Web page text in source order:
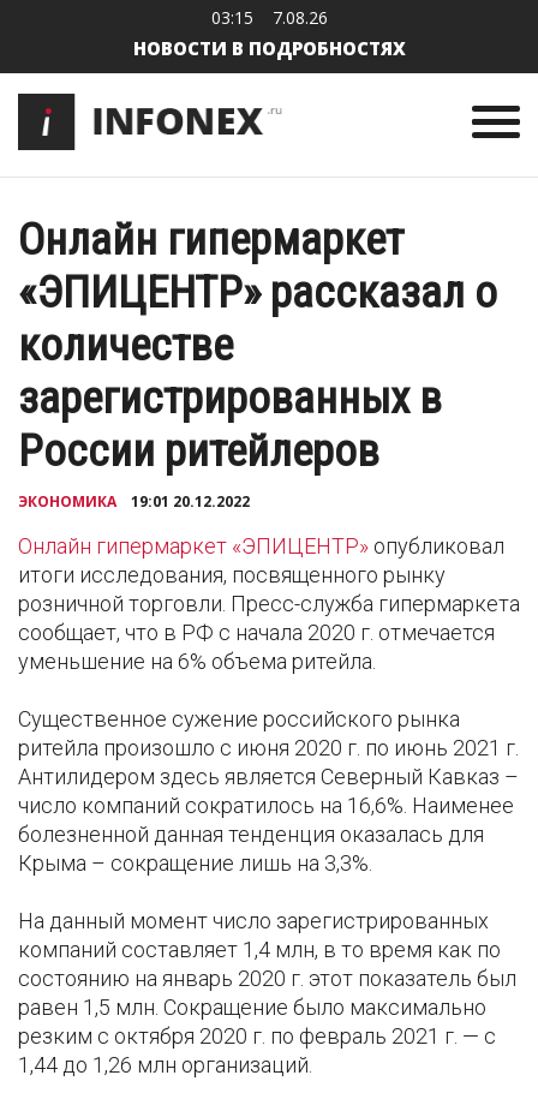
03:15 7.08.26
НОВОСТИ В ПОДРОБНОСТЯХ
Онлайн гипермаркет
«ЭПИЦЕНТР» рассказал о
количестве
зарегистрированных в
России ритейлеров
ЭКОНОМИКА 19:01 20.12.2022
Онлайн гипермаркет «ЭПИЦЕНТР» опубликовал
итоги исследования, посвященного рынку
розничной торговли. Пресс-служба гипермаркета
сообщает, что в РФ с начала 2020 г. отмечается
уменьшение на 6% объема ритейла.
Существенное сужение российского рынка
ритейла произошло с июня 2020 г. по июнь 2021 г.
Антилидером здесь является Северный Кавказ –
число компаний сократилось на 16,6%. Наименее
болезненной данная тенденция оказалась для
Крыма – сокращение лишь на 3,3%.
На данный момент число зарегистрированных
компаний составляет 1,4 млн, в то время как по
состоянию на январь 2020 г. этот показатель был
равен 1,5 млн. Сокращение было максимально
резким с октября 2020 г. по февраль 2021 г. — с
1,44 до 1,26 млн организаций.